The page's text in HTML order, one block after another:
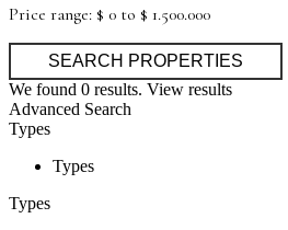
Price range: $ 0 to $ 1.500.000
We found 0 results. View results
Advanced Search
Types
Types
Types